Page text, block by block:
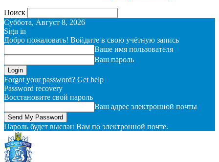
Поиск
Суббота, Август 8, 2026
Sign in
Добро пожаловать! Войдите в свою учётную запись
Ваше имя пользователя
Ваш пароль
Forgot your password? Get help
Password recovery
Восстановите свой пароль
Ваш адрес электронной почты
Пароль будет выслан Вам по электронной почте.